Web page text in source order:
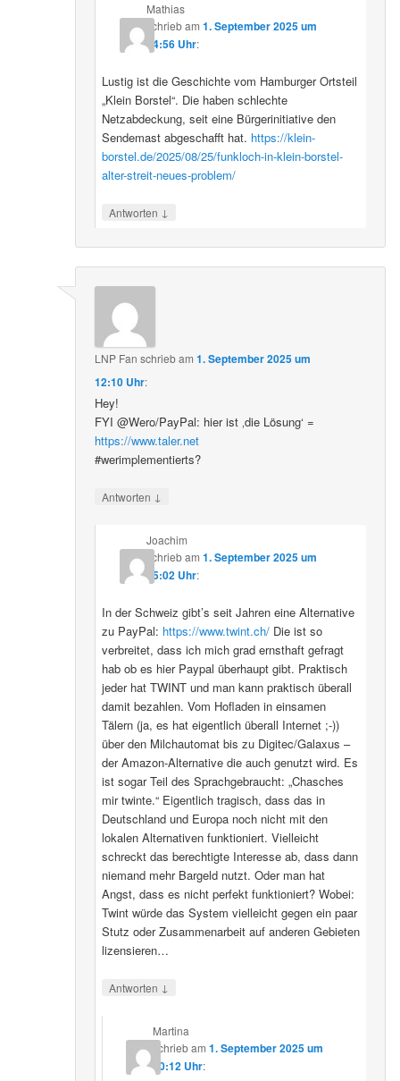
Mathias
schriebam 1. September 2025 um
14:56 Uhr:
Lustig ist die Geschichte vom Hamburger Ortsteil
„Klein Borstel“. Die haben schlechte
Netzabdeckung, seit eine Bürgerinitiative den
Sendemast abgeschafft hat. https://klein-
borstel.de/2025/08/25/funkloch-in-klein-borstel-
alter-streit-neues-problem/
Antworten ↓
LNP Fan schriebam1. September 2025 um
12:10 Uhr:
Hey!
FYI @Wero/PayPal: hier ist ‚die Lösung‘ =
https://www.taler.net
#werimplementierts?
Antworten ↓
Joachim
schriebam 1. September 2025 um
15:02 Uhr:
In der Schweiz gibt’s seit Jahren eine Alternative
zu PayPal: https://www.twint.ch/Die ist so
verbreitet, dass ich mich grad ernsthaft gefragt
hab ob es hier Paypal überhaupt gibt. Praktisch
jeder hat TWINT und man kann praktisch überall
damit bezahlen. Vom Hofladen in einsamen
Tälern (ja, es hat eigentlich überall Internet ;-))
über den Milchautomat bis zu Digitec/Galaxus –
der Amazon-Alternative die auch genutzt wird. Es
ist sogar Teil des Sprachgebraucht: „Chasches
mir twinte.“ Eigentlich tragisch, dass das in
Deutschland und Europa noch nicht mit den
lokalen Alternativen funktioniert. Vielleicht
schreckt das berechtigte Interesse ab, dass dann
niemand mehr Bargeld nutzt. Oder man hat
Angst, dass es nicht perfekt funktioniert? Wobei:
Twint würde das System vielleicht gegen ein paar
Stutz oder Zusammenarbeit auf anderen Gebieten
lizensieren…
Antworten ↓
Martina
schriebam1. September 2025 um
20:12 Uhr: